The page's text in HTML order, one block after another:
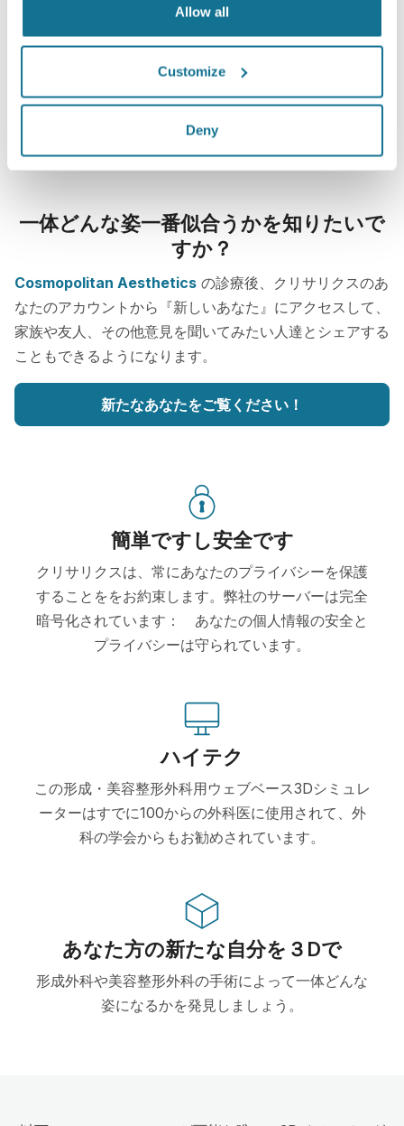
Allow all
Customize
Deny
一体どんな姿一番似合うかを知りたいで
すか？
Cosmopolitan Aesthetics の診療後、クリサリクスのあ
なたのアカウントから『新しいあなた』にアクセスして、
家族や友人、その他意見を聞いてみたい人達とシェアする
こともできるようになります。
新たなあなたをご覧ください！
簡単ですし安全です
クリサリクスは、常にあなたのプライバシーを保護
することををお約束します。弊社のサーバーは完全
暗号化されています： あなたの個人情報の安全と
プライバシーは守られています。
ハイテク
この形成・美容整形外科用ウェブベース3Dシミュレ
ーターはすでに100からの外科医に使用されて、外
科の学会からもお勧めされています。
あなた方の新たな自分を３Dで
形成外科や美容整形外科の手術によって一体どんな
姿になるかを発見しましょう。